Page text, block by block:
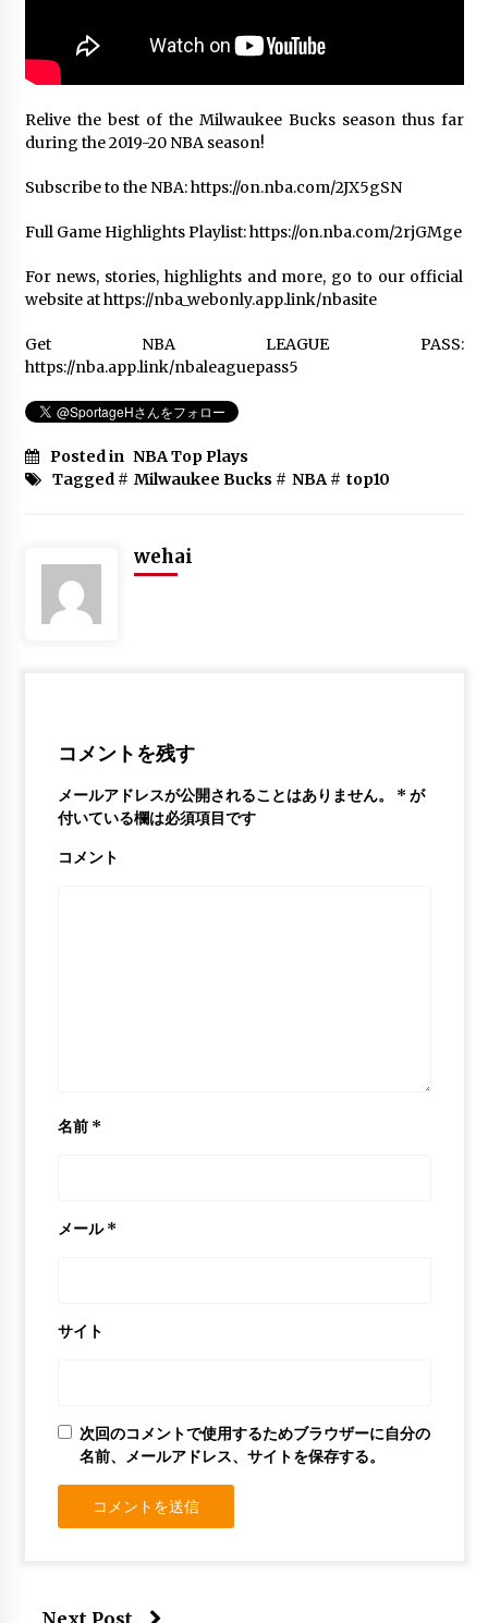
Jamal Crawford Crossover Mix –
“JCrossover” ᴴᴰ
6年 ago
Celtics Mix!
NBA Top 10 Plays of the Night | March
6年 ago
Season
6年 ago
(MVP HYPE)
Relive the best of the Milwaukee Bucks season thus far
during the 2019-20 NBA season!
Subscribe to the NBA: https://on.nba.com/2JX5gSN
Full Game Highlights Playlist: https://on.nba.com/2rjGMge
For news, stories, highlights and more, go to our official
website at https://nba_webonly.app.link/nbasite
Get NBA LEAGUE PASS:
https://nba.app.link/nbaleaguepass5
Posted in NBA Top Plays
Tagged # Milwaukee Bucks # NBA# top10
wehai
コメントを残す
メールアドレスが公開されることはありません。 * が
付いている欄は必須項目です
コメント
名前 *
メール*
サイト
次回のコメントで使用するためブラウザーに自分の
名前、メールアドレス、サイトを保存する。